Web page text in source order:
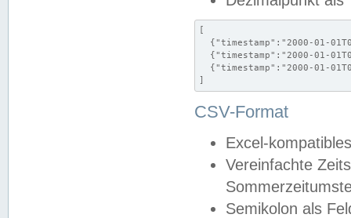
[
{"timestamp":"2000-01-
{"timestamp":"2000-01-
{"timestamp":"2000-01-
]
CSV-Format
Excel-
Vereinfachte
Semikolon als